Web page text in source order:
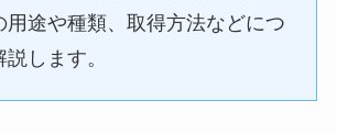
用途や種類、取得方法などにつ
します。